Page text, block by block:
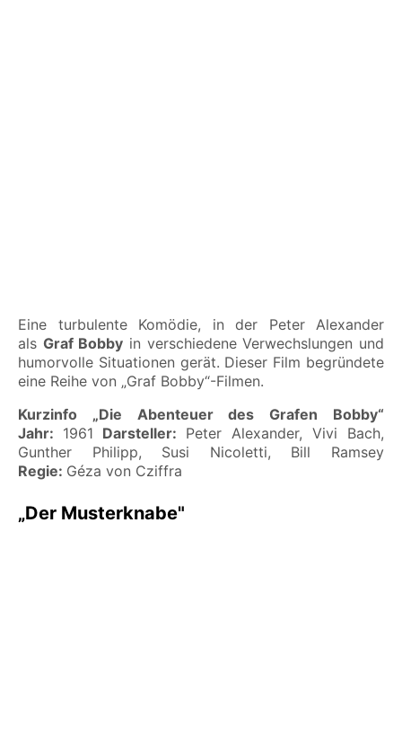
Eine turbulente Komödie, in der Peter Alexander
als Graf Bobby in verschiedene Verwechslungen und
humorvolle Situationen gerät. Dieser Film begründete
eine Reihe von „Graf Bobby“-Filmen.
Kurzinfo „Die Abenteuer des Grafen Bobby“
Jahr: 1961 Darsteller: Peter Alexander, Vivi Bach,
Gunther Philipp, Susi Nicoletti, Bill Ramsey
Regie: Géza von Cziffra
„Der Musterknabe"